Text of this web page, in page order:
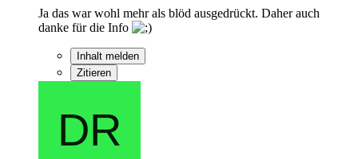
Ja das war wohl mehr als blöd ausgedrückt. Daher auch
danke für die Info
Inhalt melden
Zitieren